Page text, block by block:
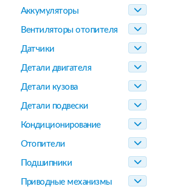
Аккумуляторы
Вентиляторы отопителя
Датчики
Детали двигателя
Детали кузова
Детали подвески
Кондиционирование
Отопители
Подшипники
Приводные механизмы